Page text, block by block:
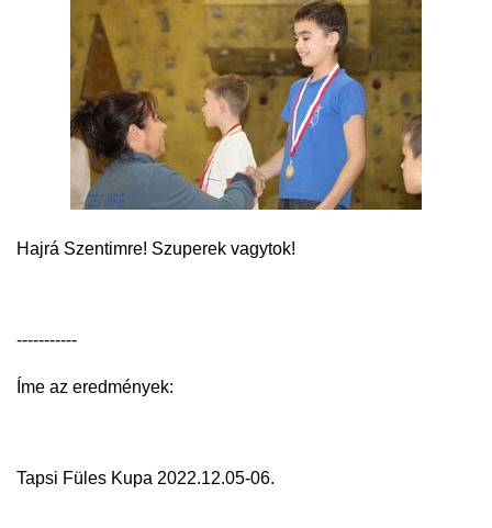
Hajrá Szentimre! Szuperek vagytok!
-----------
Íme az eredmények:
Tapsi Füles Kupa 2022.12.05-06.